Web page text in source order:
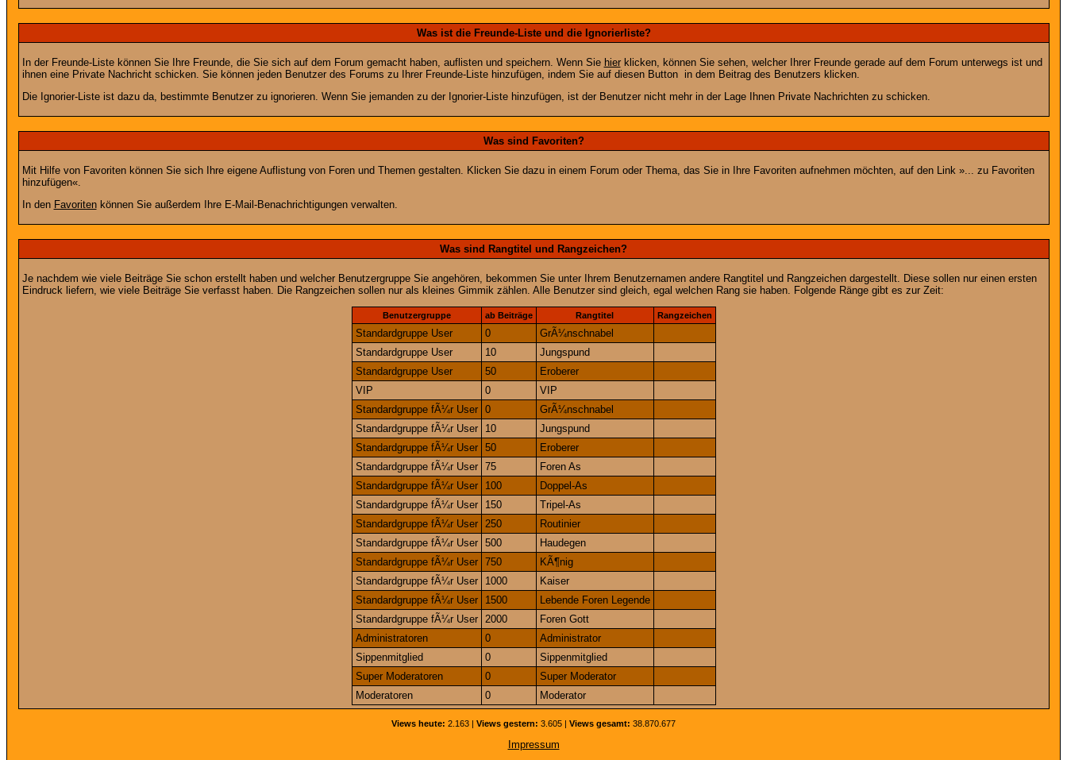
Was ist die Freunde-Liste und die Ignorierliste?
In der Freunde-Liste können Sie Ihre Freunde, die Sie sich auf dem Forum gemacht haben, auflisten und speichern. Wenn Sie hierklicken, können Sie sehen, welcher Ihrer Freunde gerade auf dem Forum unterwegs ist und
ihnen eine Private Nachricht schicken. Sie können jeden Benutzer des Forums zu Ihrer Freunde-Liste hinzufügen, indem Sie auf diesen Button in dem Beitrag des Benutzers klicken.
Die Ignorier-Liste ist dazu da, bestimmte Benutzer zu ignorieren. Wenn Sie jemanden zu der Ignorier-Liste hinzufügen, ist der Benutzer nicht mehr in der Lage Ihnen Private Nachrichten zu schicken.
Was sind Favoriten?
Mit Hilfe von Favoriten können Sie sich Ihre eigene Auflistung von Foren und Themen gestalten. Klicken Sie dazu in einem Forum oder Thema, das Sie in Ihre Favoriten aufnehmen möchten, auf den Link »... zu Favoriten
hinzufügen«.
In den Favoritenkönnen Sie außerdem Ihre E-Mail-Benachrichtigungen verwalten.
Was sind Rangtitel und Rangzeichen?
Je nachdem wie viele Beiträge Sie schon erstellt haben und welcher Benutzergruppe Sie angehören, bekommen Sie unter Ihrem Benutzernamen andere Rangtitel und Rangzeichen dargestellt. Diese sollen nur einen ersten
Eindruck liefern, wie viele Beiträge Sie verfasst haben. Die Rangzeichen sollen nur als kleines Gimmik zählen. Alle Benutzer sind gleich, egal welchen Rang sie haben. Folgende Ränge gibt es zur Zeit:
Benutzergruppe ab Beiträge Rangtitel Rangzeichen
Standardgruppe User 0
GrÃ¼nschnabel
Standardgruppe User
10
Jungspund
Standardgruppe User
50
Eroberer
VIP
0
VIP
Standardgruppe fÃ¼r User
0
GrÃ¼nschnabel
Standardgruppe fÃ¼r User
10
Jungspund
Standardgruppe fÃ¼r User
50
Eroberer
Standardgruppe fÃ¼r User
75
Foren As
Standardgruppe fÃ¼r User
100
Doppel-As
Standardgruppe fÃ¼r User
150
Tripel-As
Standardgruppe fÃ¼r User
250
Routinier
Standardgruppe fÃ¼r User
500
Haudegen
Standardgruppe fÃ¼r User
750
KÃ¶nig
Standardgruppe fÃ¼r User
1000
Kaiser
Standardgruppe fÃ¼r User
1500
Lebende Foren Legende
Standardgruppe fÃ¼r User
2000
Foren Gott
Administratoren
0
Administrator
Sippenmitglied
0
Sippenmitglied
Super Moderatoren
0
Super Moderator
Moderatoren
0 Moderator
Views heute: 2.163 | Views gestern: 3.605 | Views gesamt: 38.870.677
Impressum